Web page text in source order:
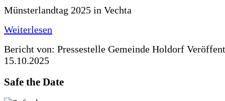
Münsterlandtag 2025 in Vechta
Weiterlesen
Bericht von: Pressestelle Gemeinde Holdorf
15.10.2025
Safe the Date